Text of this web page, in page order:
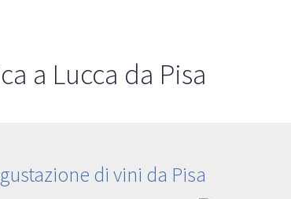
a Lucca da Pisa
di vini da Pisa